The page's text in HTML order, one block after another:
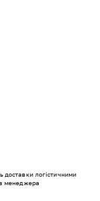
логістичними
менеджера